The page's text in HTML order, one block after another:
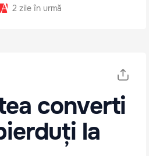
2 zile în urmă
converti
la